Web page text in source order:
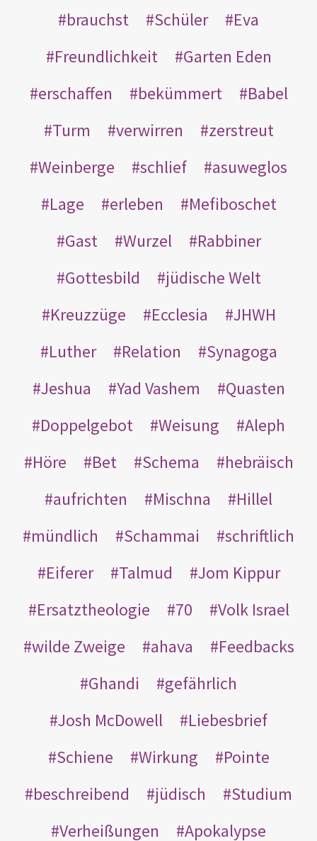
brauchst
Schüler
Eva
Freundlichkeit
Garten Eden
erschaffen
bekümmert
Babel
Turm
verwirren
zerstreut
Weinberge
schlief
asuweglos
Lage
erleben
Mefiboschet
Gast
Wurzel
Rabbiner
Gottesbild
jüdische Welt
Kreuzzüge
Ecclesia
JHWH
Luther
Relation
Synagoga
Jeshua
Yad Vashem
Quasten
Doppelgebot
Weisung
Aleph
Höre
Bet Schema
hebräisch
aufrichten
Mischna
Hillel
mündlich
Schammai
schriftlich
Eiferer
Talmud
Jom Kippur
Ersatztheologie
70
Volk Israel
wilde Zweige
ahava
Feedbacks
Ghandi
gefährlich
Josh McDowell
Liebesbrief
Schiene
Wirkung
Pointe
beschreibend
jüdisch
Studium
Verheißungen
Apokalypse